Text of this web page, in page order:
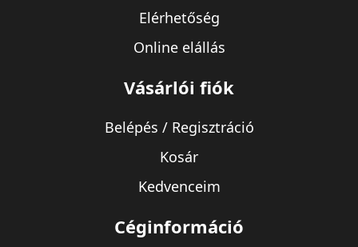
Elérhetőség
Online elállás
Vásárlói fiók
Belépés / Regisztráció
Kosár
Kedvenceim
Céginformáció